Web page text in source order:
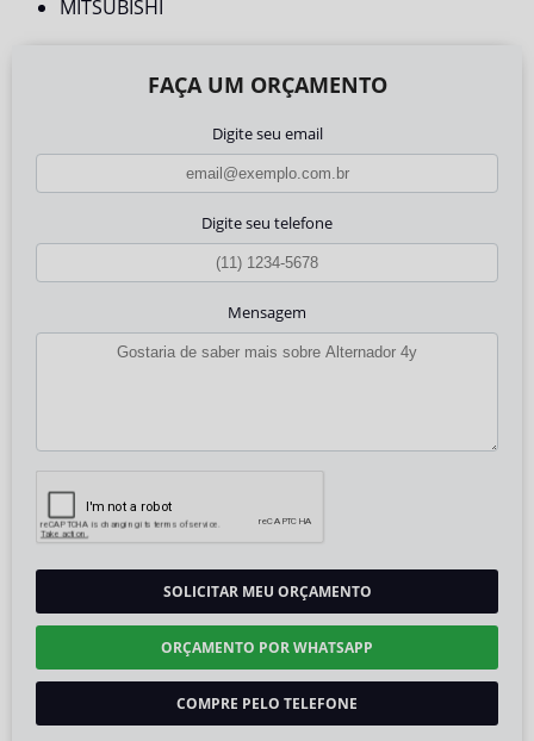
MITSUBISHI
FAÇA UM ORÇAMENTO
Digite seu email
Digite seu telefone
Mensagem
SOLICITAR MEU ORÇAMENTO
ORÇAMENTO POR WHATSAPP
COMPRE PELO TELEFONE